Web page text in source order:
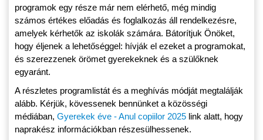
programok egy része már nem elérhető, még mindig
számos értékes előadás és foglalkozás áll rendelkezésre,
amelyek kérhetők az iskolák számára. Bátorítjuk Önöket,
hogy éljenek a lehetőséggel: hívják el ezeket a programokat,
és szerezzenek örömet gyerekeknek és a szülőknek
egyaránt.
A részletes programlistát és a meghívás módját megtalálják
alább. Kérjük, kövessenek bennünket a közösségi
médiában, Gyerekek éve - Anul copiilor 2025 link alatt, hogy
naprakész információkban részesülhessenek.